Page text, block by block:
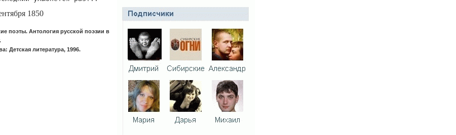
1850
поэты. Антология русской поэзии в
Детская литература, 1996.